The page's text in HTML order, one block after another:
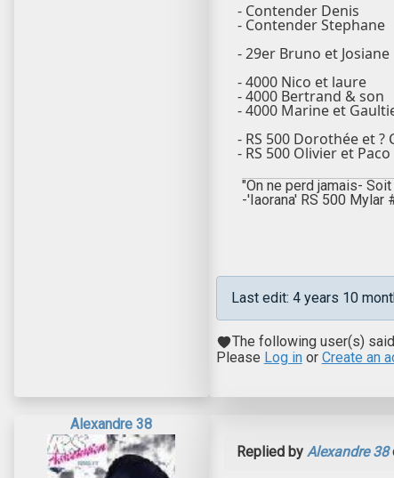
- Contender Denis
- Contender Stephane
- 29er Bruno et Josiane
- 4000 Nico et laure
- 4000 Bertrand & son
- 4000 Marine et
- RS 500 Dorothée et ?
- RS 500 Olivier et Paco
"On ne perd jamais-
-'Iaorana' RS 500
Last edit: 4 years 10
The following user(s) said
Please Log inor Create an
Alexandre 38
Replied by Alexandre 38